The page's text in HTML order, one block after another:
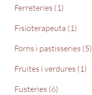
Ferreteries (1)
Fisioterapeuta (1)
Forns i pastisseries (5)
Fruites i verdures (1)
Fusteries (6)